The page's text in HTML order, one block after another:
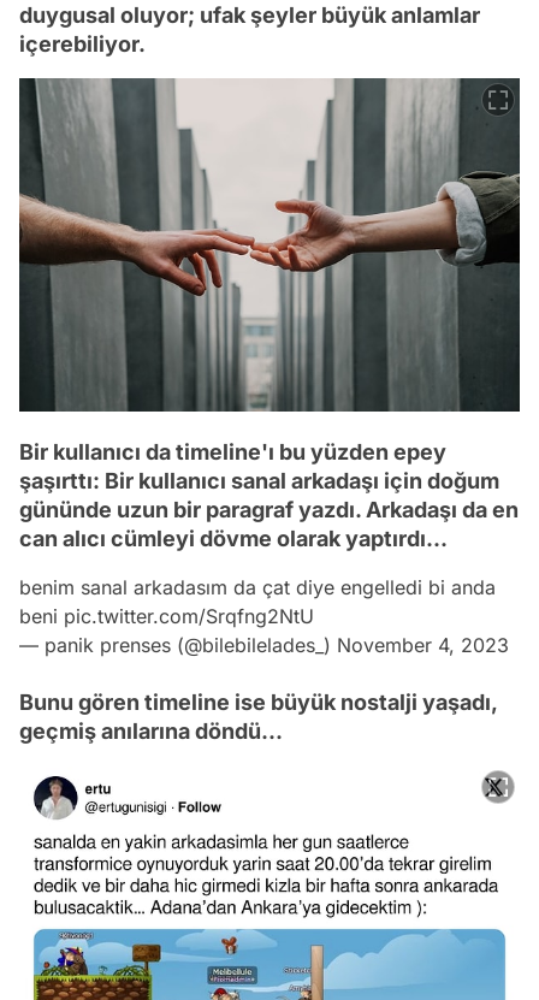
duygusal oluyor; ufak şeyler büyük anlamlar
içerebiliyor.
Bir kullanıcı da timeline'ı bu yüzden epey
şaşırttı: Bir kullanıcı sanal arkadaşı için doğum
gününde uzun bir paragraf yazdı. Arkadaşı da en
can alıcı cümleyi dövme olarak yaptırdı...
benim sanal arkadasım da çat diye engelledi bi anda
beni pic.twitter.com/Srqfng2NtU
— panik prenses (@bilebilelades_) November 4, 2023
Bunu gören timeline ise büyük nostalji yaşadı,
geçmiş anılarına döndü...